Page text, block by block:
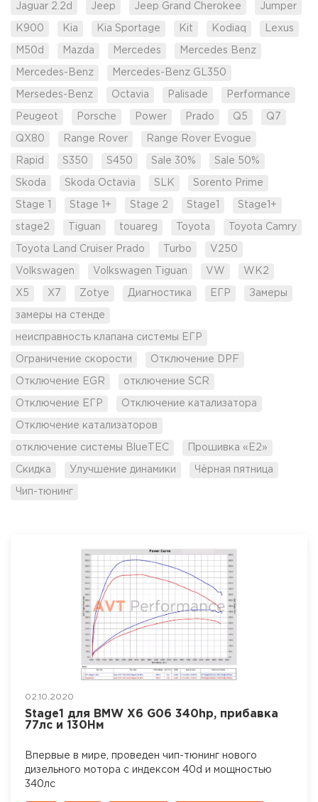
Jaguar 2.2d Jeep Jeep Grand Cherokee Jumper
K900 Kia Kia Sportage Kit Kodiaq Lexus
M50d Mazda Mercedes Mercedes Benz
Mercedes-Benz Mercedes-Benz GL350
Mersedes-Benz Octavia Palisade Performance
Peugeot Porsche Power Prado Q5 Q7
QX80 Range Rover Range Rover Evogue
Rapid S350 S450 Sale 30% Sale 50%
Skoda Skoda Octavia SLK Sorento Prime
Stage 1 Stage 1+ Stage 2 Stage1 Stage1+
stage2 Tiguan touareg Toyota Toyota Camry
Toyota Land Cruiser Prado Turbo V250
Volkswagen Volkswagen Tiguan VW WK2
X5 X7 Zotye Диагностика ЕГР Замеры
замеры на стенде
неисправность клапана системы ЕГР
Ограничение скорости Отключение DPF
Отключение EGR отключение SCR
Отключение ЕГР Отключение катализатора
Отключение катализаторов
отключение системы BlueTEC Прошивка «Е2»
Скидка Улучшение динамики Чёрная пятница
Чип-тюнинг
02.10.2020
Stage1 для BMW X6 G06 340hp, прибавка
77лс и 130Нм
Впервые в мире, проведен чип-тюнинг нового
дизельного мотора с индексом 40d и мощностью
340лс